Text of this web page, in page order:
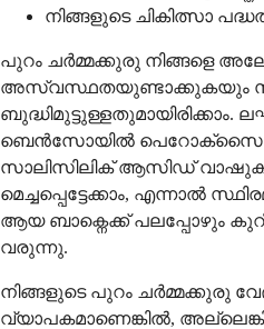
നിങ്ങളുടെ ചികിത്സാ
പുറം ചർമ്മക്കുരു നിങ്ങളെ
അസ്വസ്ഥതയുണ്ടാക്കുകയും
ബെൻസോയിൽ
സാലിസിലിക് ആസിഡ്
മെച്ചപ്പെട്ടേക്കാം, എന്നാൽ
ആയ ബാക്നെക്ക് പലപ്പോഴും
വരുന്നു.
നിങ്ങളുടെ പുറം ചർമ്മക്കുരു
വ്യാപകമാണെങ്കിൽ,